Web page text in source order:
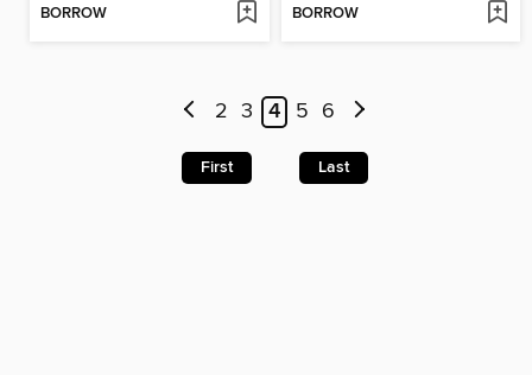
BORROW BORROW
2 3 4 5 6
First Last